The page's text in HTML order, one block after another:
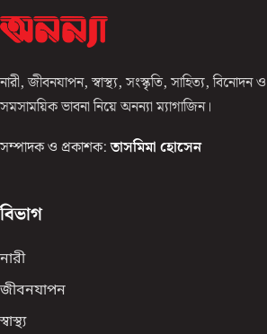
নারী, জীবনযাপন, স্বাস্থ্য, সংস্কৃতি, সাহিত্য, বিনোদন ও
সমসাময়িক ভাবনা নিয়ে অনন্যা ম্যাগাজিন।
সম্পাদক ও প্রকাশক: তাসমিমা হোসেন
বিভাগ
নারী
জীবনযাপন
স্বাস্থ্য